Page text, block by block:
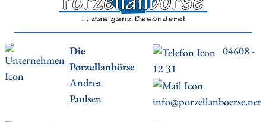
Die
Porzellanbörse
Andrea
Paulsen
04608 -
12 31
info@porzellanboerse.net